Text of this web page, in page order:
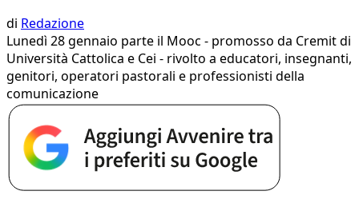
di Redazione
Lunedì 28 gennaio parte il Mooc - promosso da Cremit di
Università Cattolica e Cei - rivolto a educatori, insegnanti,
genitori, operatori pastorali e professionisti della
comunicazione